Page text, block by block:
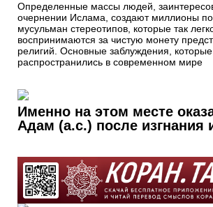
Определенные массы людей,
очернении Ислама, создают миллионы
мусульман стереотипов, которые так
воспринимаются за чистую монету
религий. Основные заблуждения,
распространились в современном мире
Именно на этом месте
Адам (а.с.) после изгнания